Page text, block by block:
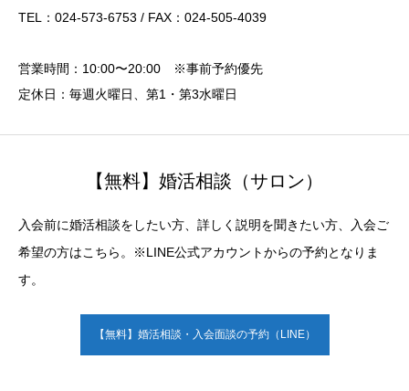
TEL：024-573-6753 / FAX：024-505-4039
営業時間：10:00〜20:00 ※事前予約優先
定休日：毎週火曜日、第1・第3水曜日
【無料】婚活相談（サロン）
入会前に婚活相談をしたい方、詳しく説明を聞きたい方、入会ご
希望の方はこちら。※LINE公式アカウントからの予約となりま
す。
【無料】婚活相談・入会面談の予約（LINE）